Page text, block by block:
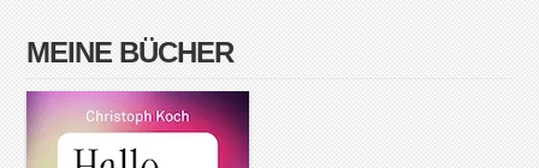
MEINE BÜCHER